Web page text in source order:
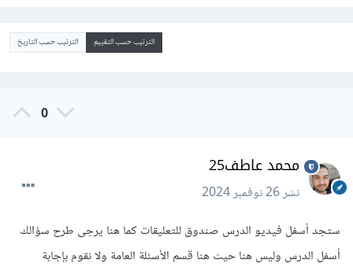
الترتيب حسب التقييم الترتيب حسب التاريخ
0
محمد عاطف25
نشر26 نوفمبر 2024
ستجد أسفل فيديو الدرس صندوق للتعليقات كما هنا يرجى طرح سؤالك
أسفل الدرس وليس هنا حيث هنا قسم الأسئلة العامة ولا نقوم بإجابة